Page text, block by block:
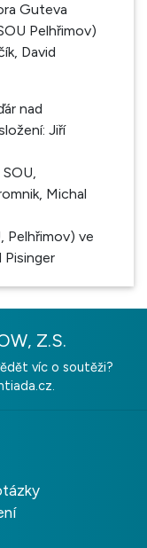
Guteva
Pelhřimov)
David
nad
Jiří
Michal
Pelhřimov) ve
Pisinger
Z.S.
víc o soutěži?